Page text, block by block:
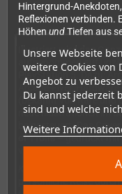
Unsere Webseite
weitere Cookies
Angebot zu
Du kannst jederzeit
sind und welche
Weitere
Hintergrund-
Reflexionen verbinden.
Höhen undTiefen aus
Illustriert wird das
aufgenommen auf
PlayStation 5. Dazu:
Arcade-Flyer,
(bekannt von Rare
neue Illustrationen im
beigesteuert. Das
of Trolls– gedruckt mit
Kleiner Kritikpunkt, den
persönliche Reise